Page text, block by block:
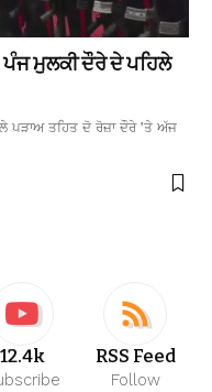
ਮੁਲਕੀ ਦੌਰੇ ਦੇ ਪਹਿਲੇ
ਪੜਾਅ ਤਹਿਤ ਦੋ ਰੋਜ਼ਾ ਦੌਰੇ ’ਤੇ ਅੱਜ
12.4k RSS Feed
Follow